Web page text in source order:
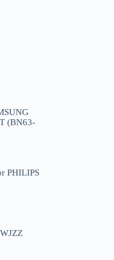
(BN63-
PHILIPS